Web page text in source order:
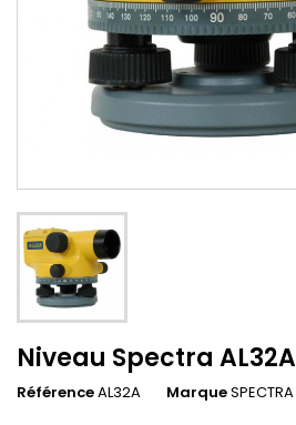
Niveau Spectra AL32A
RéférenceAL32A MarqueSPECTRA